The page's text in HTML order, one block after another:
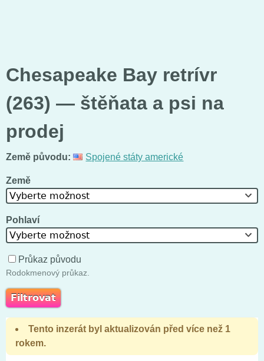
Chesapeake Bay retrívr
(263) — štěňata a psi na
prodej
Země původu: Spojené státy americké
Země
Vyberte možnost
Pohlaví
Vyberte možnost
Průkaz původu
Rodokmenový průkaz.
Tento inzerát byl aktualizován před více než 1
rokem.